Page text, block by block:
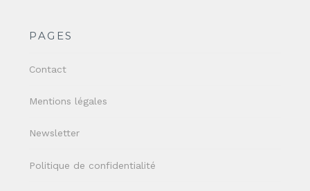
PAGES
Contact
Mentions légales
Newsletter
Politique de confidentialité